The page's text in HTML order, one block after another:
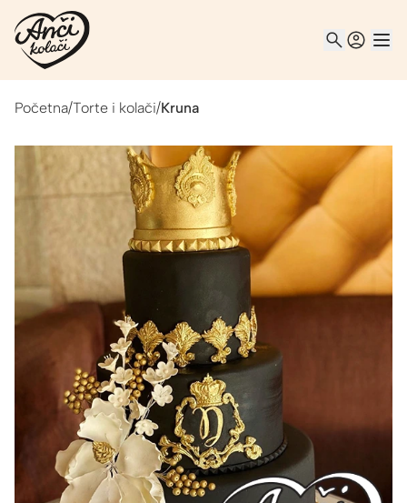
Početna/Torte i kolači/Kruna